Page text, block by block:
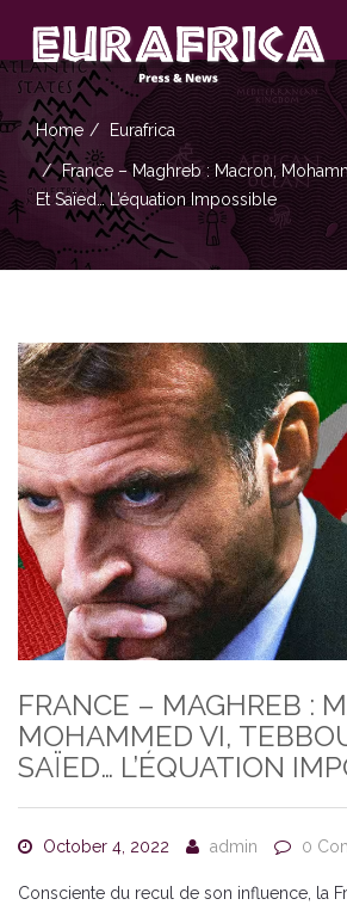
Home Eurafrica
France – Maghreb : Macron,
Et Saïed… L’équation Impossible
FRANCE – MAGHREB :
MOHAMMED VI,
SAÏED… L’ÉQUATION
October 4, 2022 admin 0
Consciente du recul de son influence, la